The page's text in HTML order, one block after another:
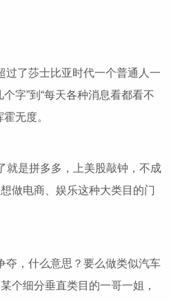
过了莎士比亚时代一个普通人一
字”到“每天各种消息看都看不
无度。
就是拼多多，上美股敲钟，不成
做电商、娱乐这种大类目的门
夺，什么意思？要么做类似汽车
个细分垂直类目的一哥一姐，